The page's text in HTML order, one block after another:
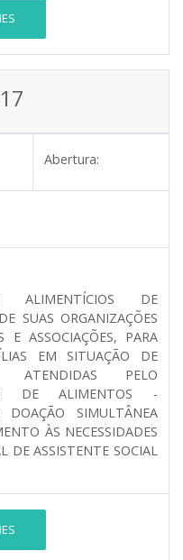
Abertura:
ALIMENTÍCIOS DE
SUAS ORGANIZAÇÕES
E ASSOCIAÇÕES, PARA
EM SITUAÇÃO DE
ATENDIDAS PELO
DE ALIMENTOS -
SIMULTÂNEA
ÀS NECESSIDADES
ASSISTENTE SOCIAL